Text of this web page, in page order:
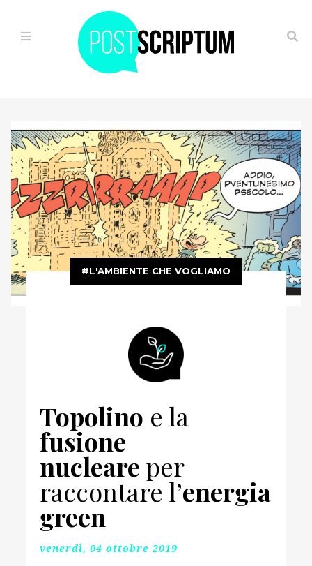
IL
VIAGGIO
ALTERNATIVO
OGGI
È
GIÀ
FUTURO
SPECIALE
COME
TE
LA
GIUSTA
E
L'AMBIENTE CHE VOGLIAMO
Topolino e la
fusione
nucleare per
raccontare l’energia
green
venerdì, 04 ottobre 2019